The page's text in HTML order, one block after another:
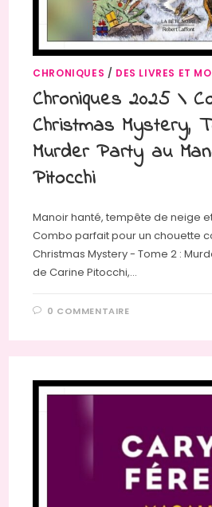
CHRONIQUES / DES LIVRES ET
Chroniques 2025 \
Christmas Mystery,
Murder Party au
Pitocchi
Manoir hanté, tempête de neige
Combo parfait pour un chouette
Christmas Mystery - Tome 2 :
de Carine Pitocchi,…
0 COMMENTAIRE